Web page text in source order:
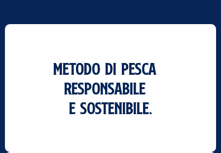
Metodo di pesca
responsabile
e sostenibile.